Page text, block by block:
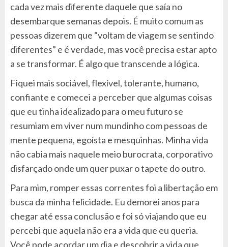
cada vez mais diferente daquele que saía no
desembarque semanas depois. É muito comum as
pessoas dizerem que “voltam de viagem se sentindo
diferentes” e é verdade, mas você precisa estar apto
a se transformar. É algo que transcende a lógica.
Fiquei mais sociável, flexível, tolerante, humano,
confiante e comecei a perceber que algumas coisas
que eu tinha idealizado para o meu futuro se
resumiam em viver num mundinho com pessoas de
mente pequena, egoísta e mesquinhas. Minha vida
não cabia mais naquele meio burocrata, corporativo
disfarçado onde um quer puxar o tapete do outro.
Para mim, romper essas correntes foi a libertação em
busca da minha felicidade. Eu demorei anos para
chegar até essa conclusão e foi só viajando que eu
percebi que aquela não era a vida que eu queria.
Você pode acordar um dia e descobrir a vida que